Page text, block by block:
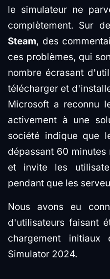
le simulateur ne
complètement. Sur
Steam, des
ces problèmes, qui
nombre écrasant
télécharger et
Microsoft a reconnu
activement à une
société indique que
dépassant 60
et invite les
pendant que les
Nous avons eu
d'utilisateurs faisant
chargement initiaux
Simulator 2024.